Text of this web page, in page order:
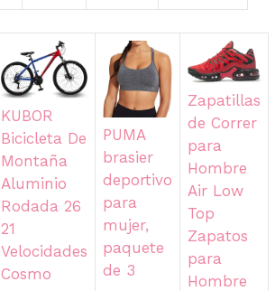
KUBOR
Bicicleta De
Montaña
Aluminio
Rodada 26
21
Velocidades
Cosmo
PUMA
brasier
deportivo
para
mujer,
paquete
de 3
Zapatillas
de Correr
para
Hombre
Air Low
Top
Zapatos
para
Hombre